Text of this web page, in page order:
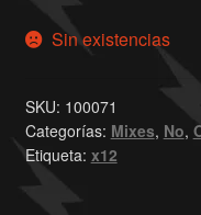
Sin existencias
SKU: 100071
Categorías: Mixes, No,
Etiqueta: x12